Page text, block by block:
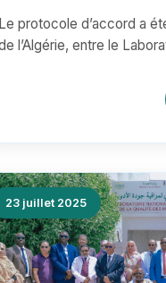
en Mauritanie et
produits
Le protocole d’accord a
l’Algérie, entre le
23 juillet 2025